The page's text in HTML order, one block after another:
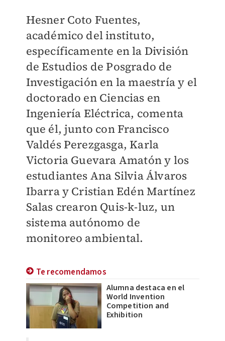
Hesner Coto Fuentes,
académico del instituto,
específicamente en la División
de Estudios de Posgrado de
Investigación en la maestría y el
doctorado en Ciencias en
Ingeniería Eléctrica, comenta
que él, junto con Francisco
Valdés Perezgasga, Karla
Victoria Guevara Amatón y los
estudiantes Ana Silvia Álvaros
Ibarra y Cristian Edén Martínez
Salas crearon Quis-k-luz, un
sistema autónomo de
monitoreo ambiental.
Te recomendamos
Alumna destaca en el
World Invention
Competition and
Exhibition